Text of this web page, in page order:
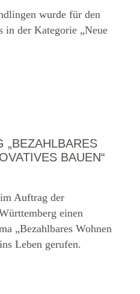
wurde für den
in der Kategorie „Neue
„BEZAHLBARES
BAUEN“
Auftrag der
einen
„Bezahlbares Wohnen
Leben gerufen.